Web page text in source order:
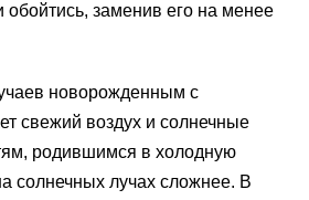
обойтись, заменив его на менее
новорожденным с
свежий воздух и солнечные
родившимся в холодную
солнечных лучах сложнее. В